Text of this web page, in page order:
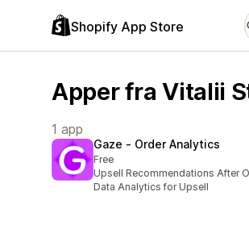
Shopify App Store
Apper fra Vitalii
1 app
Gaze ‑ Order Analytics
Free
Upsell Recommendations After
Data Analytics for Upsell